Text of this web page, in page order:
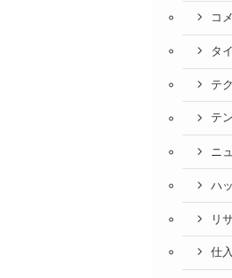
コ
タ
テ
テ
ニ
ハ
リ
仕